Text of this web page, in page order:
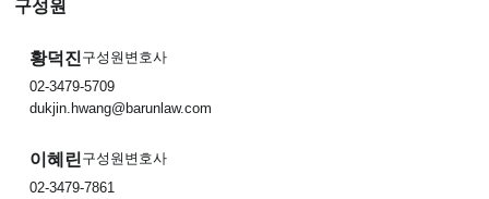
구성원
황덕진 구성원변호사
02-3479-5709
dukjin.hwang@barunlaw.com
이혜린 구성원변호사
02-3479-7861